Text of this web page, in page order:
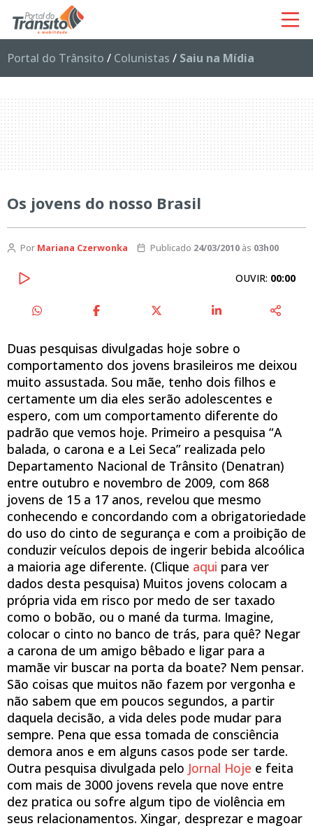
Portal do Trânsito / Colunistas / Saiu na Mídia
Os jovens do nosso Brasil
Por Mariana Czerwonka Publicado 24/03/2010às 03h00
OUVIR: 00:00
Duas pesquisas divulgadas hoje sobre o
comportamento dos jovens brasileiros me deixou
muito assustada. Sou mãe, tenho dois filhos e
certamente um dia eles serão adolescentes e
espero, com um comportamento diferente do
padrão que vemos hoje. Primeiro a pesquisa “A
balada, o carona e a Lei Seca” realizada pelo
Departamento Nacional de Trânsito (Denatran)
entre outubro e novembro de 2009, com 868
jovens de 15 a 17 anos, revelou que mesmo
conhecendo e concordando com a obrigatoriedade
do uso do cinto de segurança e com a proibição de
conduzir veículos depois de ingerir bebida alcoólica
a maioria age diferente. (Clique aqui para ver
dados desta pesquisa) Muitos jovens colocam a
própria vida em risco por medo de ser taxado
como o bobão, ou o mané da turma. Imagine,
colocar o cinto no banco de trás, para quê? Negar
a carona de um amigo bêbado e ligar para a
mamãe vir buscar na porta da boate? Nem pensar.
São coisas que muitos não fazem por vergonha e
não sabem que em poucos segundos, a partir
daquela decisão, a vida deles pode mudar para
sempre. Pena que essa tomada de consciência
demora anos e em alguns casos pode ser tarde.
Outra pesquisa divulgada pelo Jornal Hoje e feita
com mais de 3000 jovens revela que nove entre
dez pratica ou sofre algum tipo de violência em
seus relacionamentos. Xingar, desprezar e magoar